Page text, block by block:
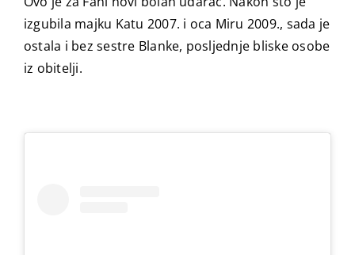
izgubila majku Katu 2007. i oca Miru 2009., sada je
ostala i bez sestre Blanke, posljednje bliske osobe
iz obitelji.